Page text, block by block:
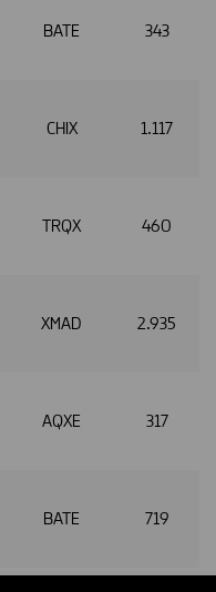
BATE 343
CHIX 1.117
TRQX 460
XMAD 2.935
AQXE 317
BATE 719